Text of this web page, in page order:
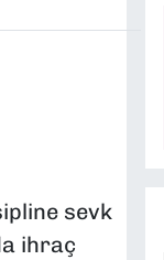
sevk
ihraç